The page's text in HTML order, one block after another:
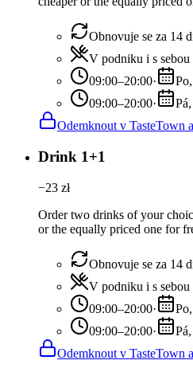
Obnovuje se za 14
V podniku i s sebou
09:00–20:00·
09:00–20:00·
Odemknout v TasteTown
Drink 1+1
−23 zł
Order two drinks of your
or the equally priced one for
Obnovuje se za 14
V podniku i s sebou
09:00–20:00·
09:00–20:00·
Odemknout v TasteTown